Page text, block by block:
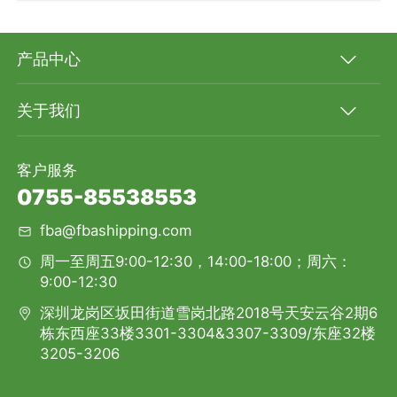
产品中心
关于我们
客户服务
0755-85538553
fba@fbashipping.com
周一至周五9:00-12:30，14:00-18:00；周六：
9:00-12:30
深圳龙岗区坂田街道雪岗北路2018号天安云谷2期6
栋东西座33楼3301-3304&3307-3309/东座32楼
3205-3206